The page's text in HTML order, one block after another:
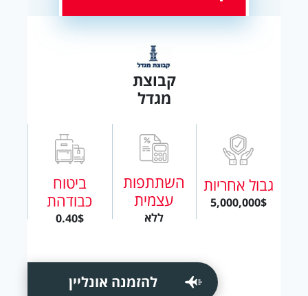
קבוצת
מגדל
גבול אחריות
5,000,000$
השתתפות
עצמית
ללא
ביטוח
כבודהת
0.40$
להזמנה אונליין